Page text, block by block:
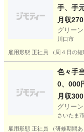
手、手
～５０
未経験
木屋☆
月収
グリーン
川口市
雇用形態 正社員 （周４日の
その他
色々手
0、000
物好き
未経験
ありま
月収
グリーン
さいたま
雇用形態 正社員 （研修期間